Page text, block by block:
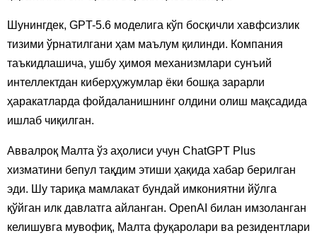
Шунингдек, GPT-5.6 моделига кўп босқичли хавфсизлик
тизими ўрнатилгани ҳам маълум қилинди. Компания
таъкидлашича, ушбу ҳимоя механизмлари сунъий
интеллектдан киберҳужумлар ёки бошқа зарарли
ҳаракатларда фойдаланишнинг олдини олиш мақсадида
ишлаб чиқилган.
Аввалроқ Малта ўз аҳолиси учун ChatGPT Plus
хизматини бепул тақдим этиши ҳақида хабар берилган
эди. Шу тариқа мамлакат бундай имкониятни йўлга
қўйган илк давлатга айланган. OpenAI билан имзоланган
келишувга мувофиқ, Малта фуқаролари ва резидентлари